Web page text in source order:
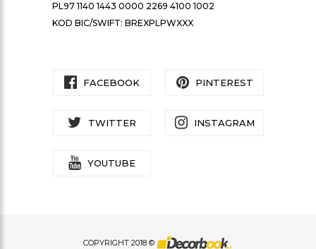
PL97 1140 1443 0000 2269 4100 1002
KOD BIC/SWIFT: BREXPLPWXXX
FACEBOOK PINTEREST
TWITTER INSTAGRAM
YOUTUBE
COPYRIGHT 2018 ©